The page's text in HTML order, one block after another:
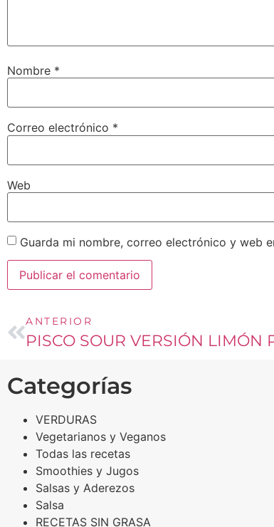
Nombre *
Correo electrónico *
Web
Guarda mi nombre, correo electrónico y web
ANTERIOR
PISCO SOUR VERSIÓN LIMÓN
Categorías
VERDURAS
Vegetarianos y Veganos
Todas las recetas
Smoothies y Jugos
Salsas y Aderezos
Salsa
RECETAS SIN GRASA